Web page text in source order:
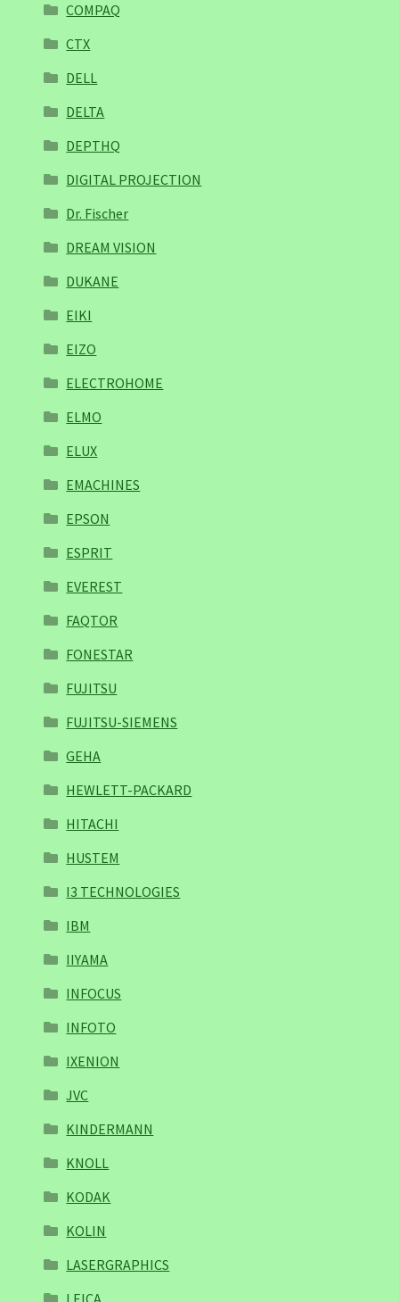
COMPAQ
CTX
DELL
DELTA
DEPTHQ
DIGITAL PROJECTION
Dr. Fischer
DREAM VISION
DUKANE
EIKI
EIZO
ELECTROHOME
ELMO
ELUX
EMACHINES
EPSON
ESPRIT
EVEREST
FAQTOR
FONESTAR
FUJITSU
FUJITSU-SIEMENS
GEHA
HEWLETT-PACKARD
HITACHI
HUSTEM
I3 TECHNOLOGIES
IBM
IIYAMA
INFOCUS
INFOTO
IXENION
JVC
KINDERMANN
KNOLL
KODAK
KOLIN
LASERGRAPHICS